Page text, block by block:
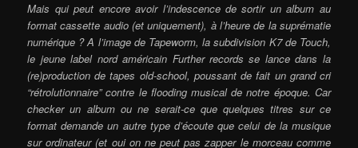
Mais qui peut encore avoir l’indescence de sortir un album au
format cassette audio (et uniquement), à l’heure de la suprématie
numérique ? A l’image de Tapeworm, la subdivision K7 de Touch,
le jeune label nord américain Further records se lance dans la
(re)production de tapes old-school, poussant de fait un grand cri
“rétrolutionnaire” contre le flooding musical de notre époque. Car
checker un album ou ne serait-ce que quelques titres sur ce
format demande un autre type d’écoute que celui de la musique
sur ordinateur (et oui on ne peut pas zapper le morceau comme